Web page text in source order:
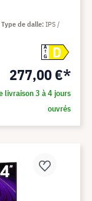
A
G
D
277,00 €*
livraison 3 à 4 jours
ouvrés
Type de dalle IPS